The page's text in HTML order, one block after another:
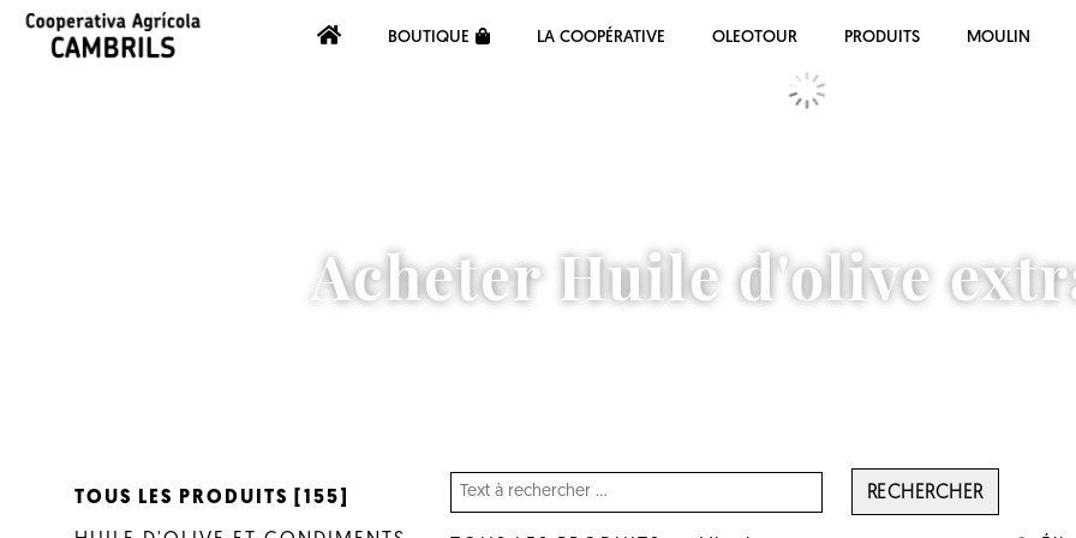
BOUTIQUE LA COOPÉRATIVE OLEOTOUR PRODUITS MOULIN
Acheter Huile d'olive
RECHERCHER
TOUS LES PRODUITS [155]